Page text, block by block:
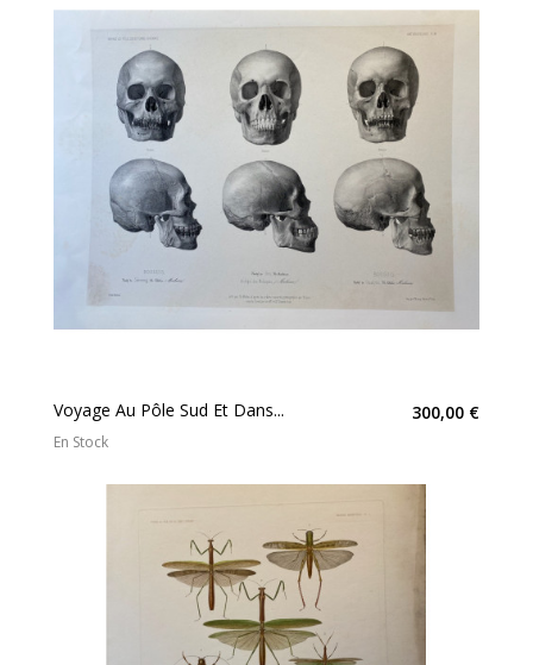
Voyage Au Pôle Sud Et Dans... 300,00 €
En Stock